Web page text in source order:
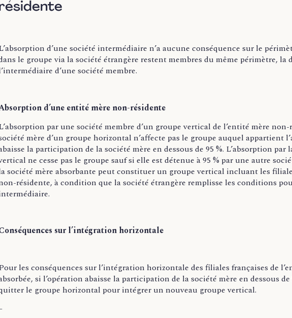
d’une société intermédiaire n’a aucune conséquence sur le
le groupe via la société étrangère restent membres du même périmètre,
d’une société membre.
d’une entité mère non-résidente
par une société membre d’un groupe vertical de l’entité mère
mère d’un groupe horizontal n’affecte pas le groupe auquel appartient
la participation de la société mère en dessous de 95 %. L’absorption par
ne cesse pas le groupe sauf si elle est détenue à 95 % par une autre
société mère absorbante peut constituer un groupe vertical incluant les
résidente, à condition que la société étrangère remplisse les conditions
sur l’intégration horizontale
les conséquences sur l’intégration horizontale des filiales françaises de
si l’opération abaisse la participation de la société mère en dessous
le groupe horizontal pour intégrer un nouveau groupe vertical.